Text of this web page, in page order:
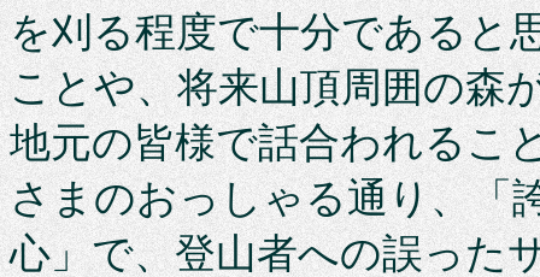
を刈る程度で十分である
ことや、将来山頂周囲の森
地元の皆様で話合われるこ
さまのおっしゃる通り、「
心」で、登山者への誤った